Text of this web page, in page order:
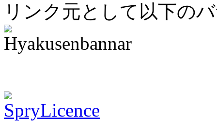
リンク元として以下の